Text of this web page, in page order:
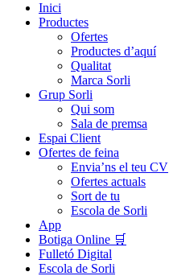
Inici
Productes
Ofertes
Productes d’aquí
Qualitat
Marca Sorli
Grup Sorli
Qui som
Sala de premsa
Espai Client
Ofertes de feina
Envia’ns el teu CV
Ofertes actuals
Sort de tu
Escola de Sorli
App
Botiga Online 🛒
Fulletó Digital
Escola de Sorli